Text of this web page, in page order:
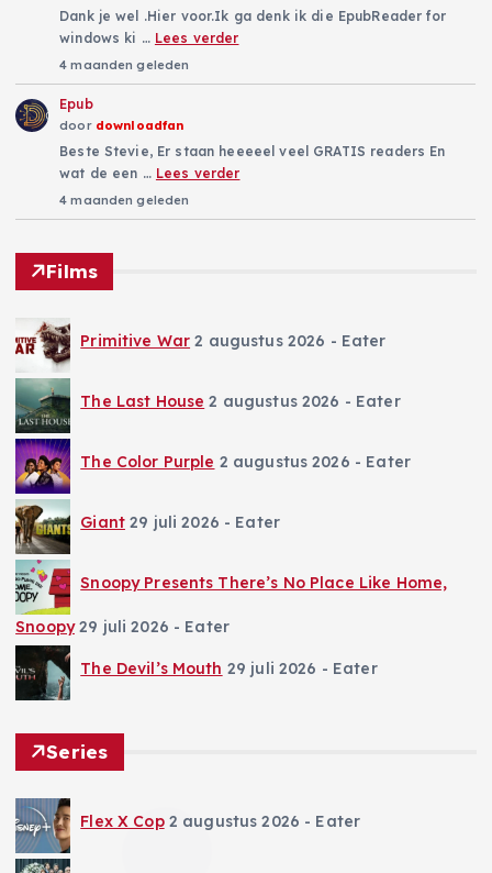
Dank je wel .Hier voor.Ik ga denk ik die EpubReader for
windows ki … Lees verder
4 maanden geleden
Epub
door downloadfan
Beste Stevie, Er staan heeeeel veel GRATIS readers En
wat de een … Lees verder
4 maanden geleden
Films
Primitive War 2 augustus 2026 - Eater
The Last House 2 augustus 2026 - Eater
The Color Purple 2 augustus 2026 - Eater
Giant 29 juli 2026 - Eater
Snoopy Presents There’s No Place Like Home,
Snoopy 29 juli 2026 - Eater
The Devil’s Mouth 29 juli 2026 - Eater
Series
Flex X Cop 2 augustus 2026 - Eater